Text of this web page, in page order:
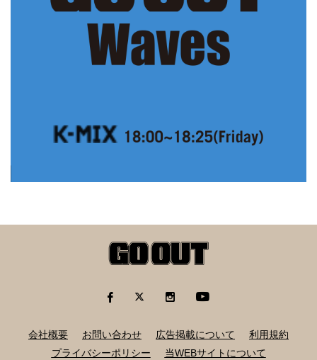
会社概要 お問い合わせ 広告掲載について
利用規約
プライバシーポリシー
当WEBサイトについて